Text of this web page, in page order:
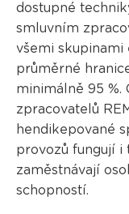
dostupné
smluvním
všemi
průměrné
minimálně 95 %.
zpracovatelů
hendikepované
provozů fungují i
zaměstnávají
schopností.